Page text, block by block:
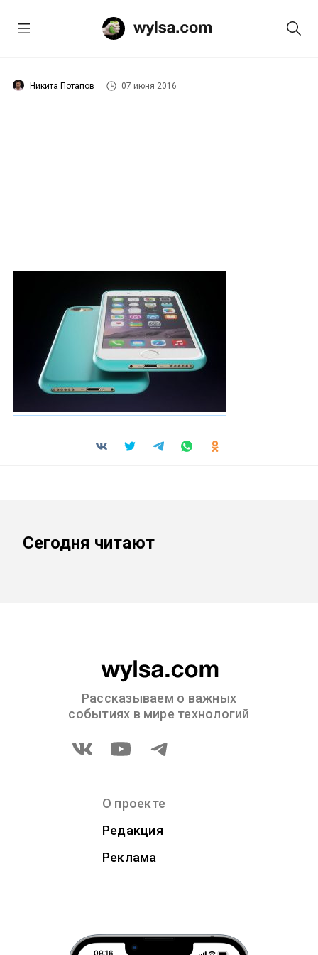
Никита Потапов 07 июня 2016
Сегодня читают
Рассказываем о важных
событиях в мире технологий
О проекте
Редакция
Реклама
09:16